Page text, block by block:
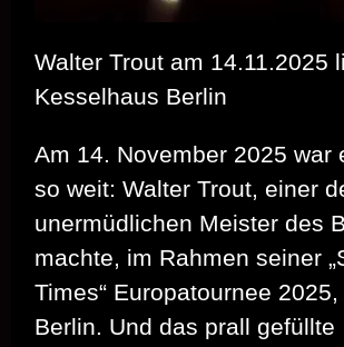
Walter Trout am 14.11.2025
Kesselhaus Berlin
Am 14. November 2025 war
so weit: Walter Trout, einer
unermüdlichen Meister des
machte, im Rahmen seiner
Times“ Europatournee
Berlin. Und das prall gefüllte